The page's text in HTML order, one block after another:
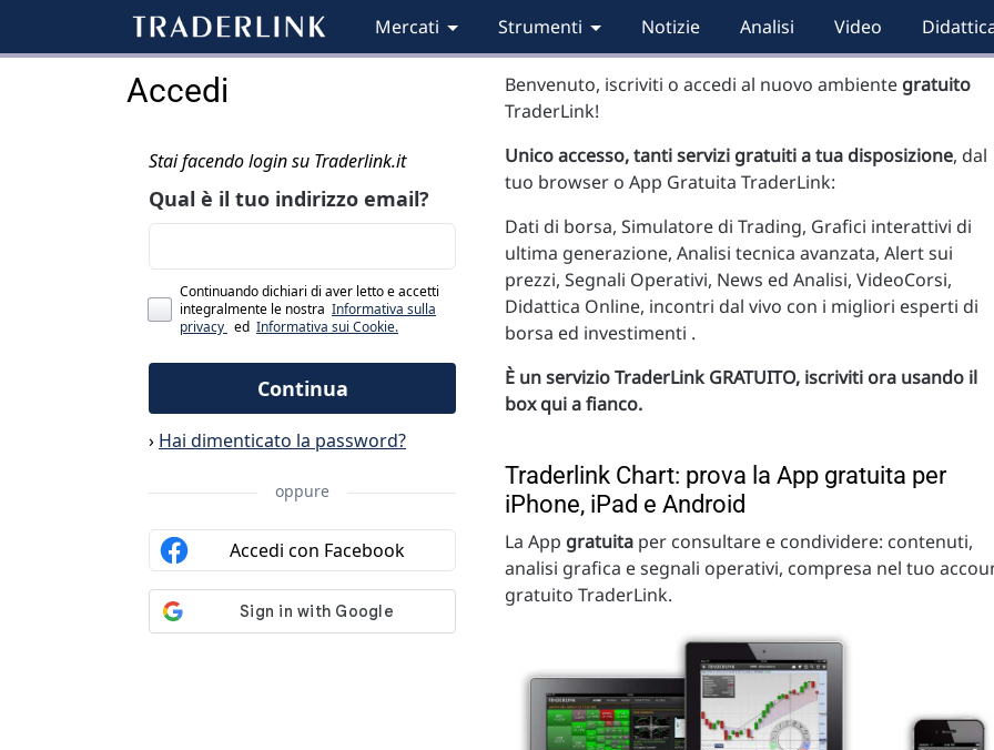
Mercati Strumenti Notizie Analisi Video
Accedi Benvenuto, iscriviti o accedi al nuovo ambiente gratuito
TraderLink!
Unico accesso, tanti servizi gratuiti a tua disposizione, dal
tuo browser o App Gratuita TraderLink:
Dati di borsa, Simulatore di Trading, Grafici interattivi di
ultima generazione, Analisi tecnica avanzata, Alert sui
prezzi, Segnali Operativi, News ed Analisi, VideoCorsi,
Didattica Online, incontri dal vivo con i migliori esperti di
borsa ed investimenti .
È un servizio TraderLink GRATUITO, iscriviti ora usando il
box qui a fianco.
Traderlink Chart: prova la App gratuita per
iPhone, iPad e Android
La App gratuita per consultare e condividere: contenuti,
analisi grafica e segnali operativi, compresa nel tuo
gratuito TraderLink.